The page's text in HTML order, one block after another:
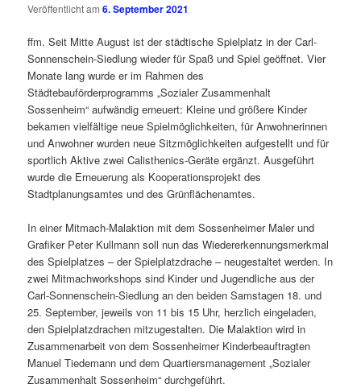
Veröffentlicht am6. September 2021
ffm. Seit Mitte August ist der städtische Spielplatz in der Carl-
Sonnenschein-Siedlung wieder für Spaß und Spiel geöffnet. Vier
Monate lang wurde er im Rahmen des
Städtebauförderprogramms „Sozialer Zusammenhalt
Sossenheim“ aufwändig erneuert: Kleine und größere Kinder
bekamen vielfältige neue Spielmöglichkeiten, für Anwohnerinnen
und Anwohner wurden neue Sitzmöglichkeiten aufgestellt und für
sportlich Aktive zwei Calisthenics-Geräte ergänzt. Ausgeführt
wurde die Erneuerung als Kooperationsprojekt des
Stadtplanungsamtes und des Grünflächenamtes.
In einer Mitmach-Malaktion mit dem Sossenheimer Maler und
Grafiker Peter Kullmann soll nun das Wiedererkennungsmerkmal
des Spielplatzes – der Spielplatzdrache – neugestaltet werden. In
zwei Mitmachworkshops sind Kinder und Jugendliche aus der
Carl-Sonnenschein-Siedlung an den beiden Samstagen 18. und
25. September, jeweils von 11 bis 15 Uhr, herzlich eingeladen,
den Spielplatzdrachen mitzugestalten. Die Malaktion wird in
Zusammenarbeit von dem Sossenheimer Kinderbeauftragten
Manuel Tiedemann und dem Quartiersmanagement „Sozialer
Zusammenhalt Sossenheim“ durchgeführt.